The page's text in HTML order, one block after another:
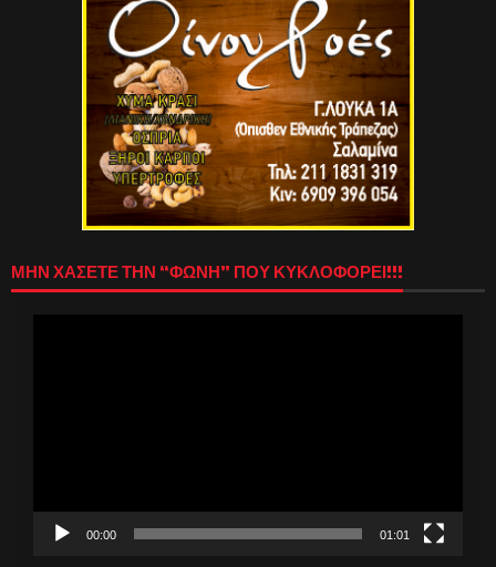
ΜΗΝ ΧΑΣΕΤΕ ΤΗΝ “ΦΩΝΗ” ΠΟΥ ΚΥΚΛΟΦΟΡΕΙ!!!
00:00 01:01